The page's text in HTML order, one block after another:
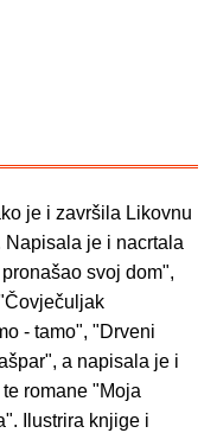
je i završila Likovnu
je i nacrtala
svoj dom",
- tamo", "Drveni
a napisala je i
romane "Moja
Ilustrira knjige i